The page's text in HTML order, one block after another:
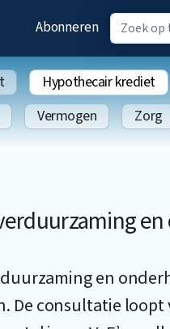
Abonneren
Hypothecair krediet
Vermogen Zorg
en
en
consultatie loopt